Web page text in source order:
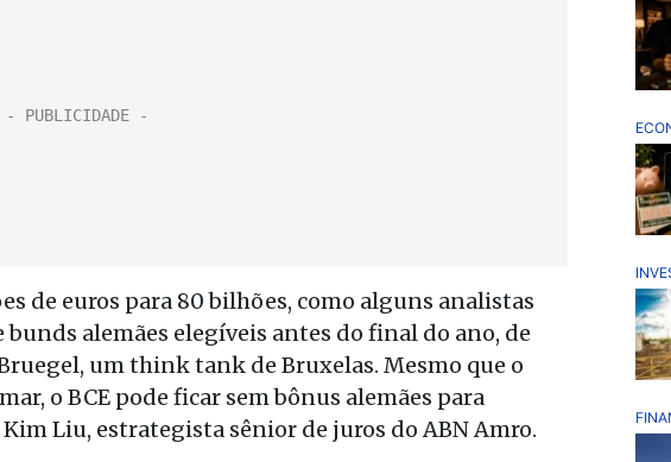
de euros para 80 bilhões, como alguns analistas
alemães elegíveis antes do final do ano, de
um think tank de Bruxelas. Mesmo que o
o BCE pode ficar sem bônus alemães para
Liu, estrategista sênior de juros do ABN Amro.